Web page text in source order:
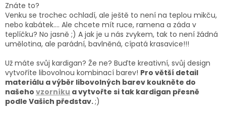
Znáte to?
Venku se trochec ochladí, ale ještě to není na teplou mikču,
nebo kabátek…. Ale chcete mít ruce, ramena a záda v
teplíčku? No jasně ;) A jak je u nás zvykem, tak to není žádná
umělotina, ale parádní, bavlněná, cípatá krasavice!!!
Už máte svůj kardigan? Že ne? Buďte kreativní, svůj design
vytvoříte libovolnou kombinací barev! Pro větší detail
materiálu a výběr libovolných barev koukněte do
našeho vzorníku avytvořte si tak kardigan přesně
podle Vašich představ.;)